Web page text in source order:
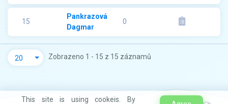
15
Pankrazová
Dagmar
0
20 Zobrazeno 1 - 15 z 15 záznamů
This site is using cookeis. By